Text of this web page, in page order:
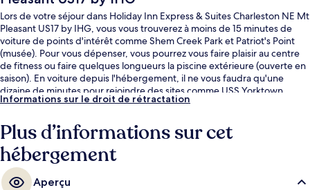
Lors de votre séjour dans Holiday Inn Express & Suites Charleston NE Mt
Pleasant US17 by IHG, vous vous trouverez à moins de 15 minutes de
voiture de points d'intérêt comme Shem Creek Park et Patriot's Point
(musée). Pour vous dépenser, vous pourrez vous faire plaisir au centre
de fitness ou faire quelques longueurs la piscine extérieure (ouverte en
saison). En voiture depuis l'hébergement, il ne vous faudra qu'une
dizaine de minutes pour rejoindre des sites comme USS Yorktown
(porte-avions) et Isle of Palms Beach.Les autres voyageurs ne tarissent
l'emplacement.
Informations sur le droit de rétractation
Plus d’informations sur cet
hébergement
Aperçu